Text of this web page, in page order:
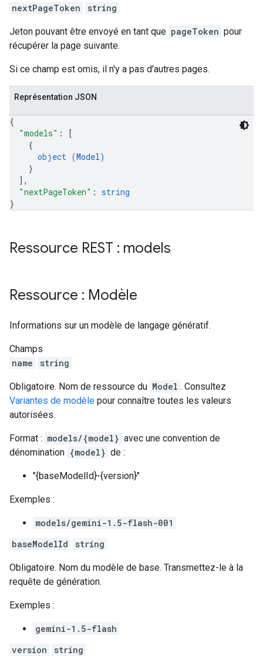
nextPageToken string
Jeton pouvant être envoyé en tant que pageToken pour
récupérer la page suivante.
Si ce champ est omis, il n'y a pas d'autres pages.
Représentation JSON
{
"models" :
[
{
object (Model)
}
] ,
"nextPageToken" : string
}
Ressource REST : models
Ressource : Modèle
Informations sur un modèle de langage génératif.
Champs
name
string
Obligatoire. Nom de ressource du Model . Consultez
Variantes de modèle pour connaître toutes les valeurs
autorisées.
Format : models/{model} avec une convention de
dénomination {model} de :
"{baseModelId}-{version}"
Exemples :
models/gemini-1.5-flash-001
baseModelId
string
Obligatoire. Nom du modèle de base. Transmettez-le à la
requête de génération.
Exemples :
gemini-1.5-flash
version
string